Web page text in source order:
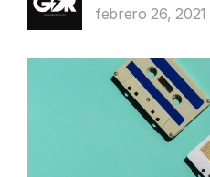
febrero 26, 2021